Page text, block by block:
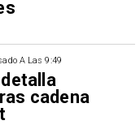
A Las 9:49
cadena